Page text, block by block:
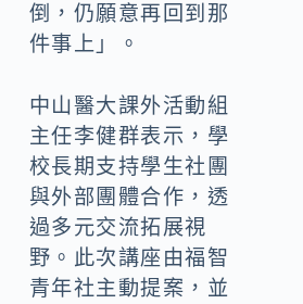
倒，仍願意再回到那
件事上」。
中山醫大課外活動組
主任李健群表示，學
校長期支持學生社團
與外部團體合作，透
過多元交流拓展視
野。此次講座由福智
青年社主動提案，並